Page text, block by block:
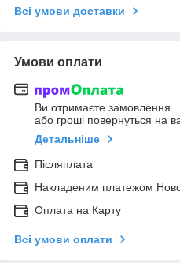
Всі умови доставки
Умови оплати
Ви отримаєте замовлення
або гроші повернуться на
Детальніше
Післяплата
Накладеним платежом
Оплата на Карту
Всі умови оплати